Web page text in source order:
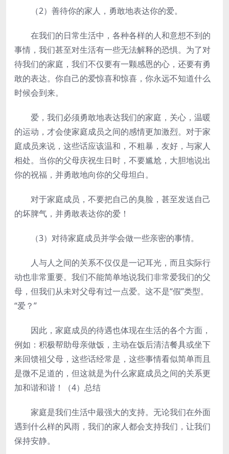
（2）善待你的家人，勇敢地表达你的爱。
在我们的日常生活中，各种各样的人和意想不到的
事情，我们甚至对生活有一些无法解释的恐惧。为了对
待我们的家庭，我们不仅要有一颗感恩的心，还要有勇
敢的表达。你自己的爱惊喜和惊喜，你永远不知道什么
时候会到来。
爱，我们必须勇敢地表达我们的家庭，关心，温暖
的运动，才会使家庭成员之间的感情更加激烈。对于家
庭成员来说，这些话应该温和，不粗暴，友好，与家人
相处。当你的父母庆祝生日时，不要尴尬，大胆地说出
你的祝福，并勇敢地向你的父母坦白。
对于家庭成员，不要把自己的臭脸，甚至发送自己
的坏脾气，并勇敢表达你的爱！
（3）对待家庭成员并学会做一些亲密的事情。
人与人之间的关系不仅仅是一记耳光，而且实际行
动也非常重要。我们不能简单地说我们非常爱我们的父
母，但我们从未对父母有过一点爱。这不是“假”类型。
“爱？”
因此，家庭成员的待遇也体现在生活的各个方面，
例如：积极帮助母亲做饭，主动在饭后清洁餐具或坐下
来回馈祖父母，这些话经常是，这些事情看似简单而且
是微不足道的，但这就是为什么家庭成员之间的关系更
加和谐和谐！（4）总结
家庭是我们生活中最强大的支持。无论我们在外面
遇到什么样的风雨，我们的家人都会支持我们，让我们
保持安静。